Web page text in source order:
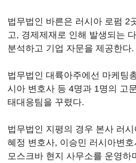
법무법인 바른은 러시아 로펌 2
고, 경제제재로 인해 발생되는
분석하고 기업 자문을 제공한다.
법무법인 대륙아주에선 마케팅
시아 변호사 등 4명과 1명의 고
태대응팀을 꾸렸다.
법무법인 지평의 경우 본사 러
혜정 변호사, 이승민 러시아변
모스크바 현지 사무소를 운영하